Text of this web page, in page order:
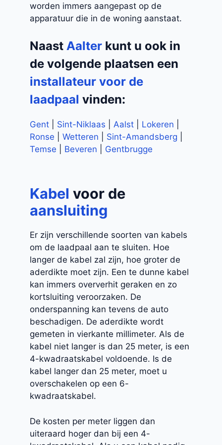
worden immers aangepast op de
apparatuur die in de woning aanstaat.
Naast Aalter kunt u ook in
de volgende plaatsen een
installateur voor de
laadpaal vinden:
Gent Sint-Niklaas Aalst Lokeren
Ronse
Wetteren Sint-Amandsberg
Temse
Beveren Gentbrugge
Kabel voor de
aansluiting
Er zijn verschillende soorten van kabels
om de laadpaal aan te sluiten. Hoe
langer de kabel zal zijn, hoe groter de
aderdikte moet zijn. Een te dunne kabel
kan immers oververhit geraken en zo
kortsluiting veroorzaken. De
onderspanning kan tevens de auto
beschadigen. De aderdikte wordt
gemeten in vierkante millimeter. Als de
kabel niet langer is dan 25 meter, is een
4-kwadraatskabel voldoende. Is de
kabel langer dan 25 meter, moet u
overschakelen op een 6-
kwadraatskabel.
De kosten per meter liggen dan
uiteraard hoger dan bij een 4-